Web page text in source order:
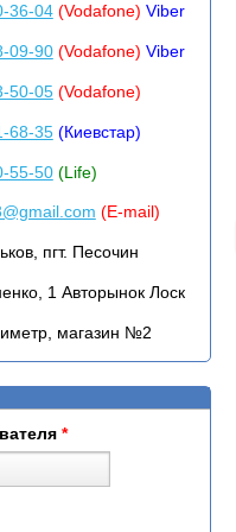
36-04(Vodafone) Viber
09-90(Vodafone) Viber
50-05(Vodafone)
68-35(Киевстар)
55-50(Life)
(E-mail)
пгт. Песочин
1 Авторынок Лоск
магазин №2
*